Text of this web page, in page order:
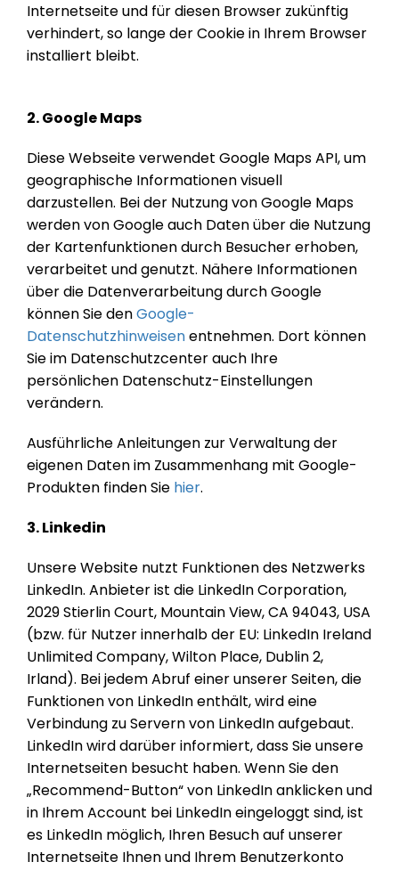
Internetseite und für diesen Browser zukünftig
verhindert, so lange der Cookie in Ihrem Browser
installiert bleibt.
2. Google Maps
Diese Webseite verwendet Google Maps API, um
geographische Informationen visuell
darzustellen. Bei der Nutzung von Google Maps
werden von Google auch Daten über die Nutzung
der Kartenfunktionen durch Besucher erhoben,
verarbeitet und genutzt. Nähere Informationen
über die Datenverarbeitung durch Google
können Sie denGoogle-
Datenschutzhinweisenentnehmen. Dort können
Sie im Datenschutzcenter auch Ihre
persönlichen Datenschutz-Einstellungen
verändern.
Ausführliche Anleitungen zur Verwaltung der
eigenen Daten im Zusammenhang mit Google-
Produkten finden Sie hier.
3. Linkedin
Unsere Website nutzt Funktionen des Netzwerks
LinkedIn. Anbieter ist die LinkedIn Corporation,
2029 Stierlin Court, Mountain View, CA 94043, USA
(bzw. für Nutzer innerhalb der EU: LinkedIn Ireland
Unlimited Company, Wilton Place, Dublin 2,
Irland). Bei jedem Abruf einer unserer Seiten, die
Funktionen von LinkedIn enthält, wird eine
Verbindung zu Servern von LinkedIn aufgebaut.
LinkedIn wird darüber informiert, dass Sie unsere
Internetseiten besucht haben. Wenn Sie den
„Recommend-Button“ von LinkedIn anklicken und
in Ihrem Account bei LinkedIn eingeloggt sind, ist
es LinkedIn möglich, Ihren Besuch auf unserer
Internetseite Ihnen und Ihrem Benutzerkonto